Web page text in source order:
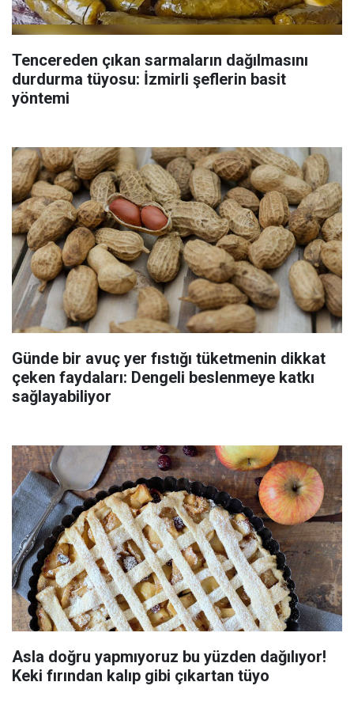
Tencereden çıkan sarmaların dağılmasını
durdurma tüyosu: İzmirli şeflerin basit
yöntemi
Günde bir avuç yer fıstığı tüketmenin dikkat
çeken faydaları: Dengeli beslenmeye katkı
sağlayabiliyor
Asla doğru yapmıyoruz bu yüzden dağılıyor!
Keki fırından kalıp gibi çıkartan tüyo